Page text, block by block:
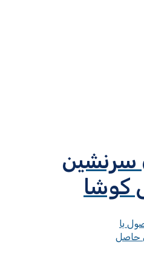
سرنشین
کوشا
با
حاصل